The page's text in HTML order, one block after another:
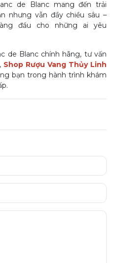
de Blanc mang đến trải
nhưng vẫn đầy chiều sâu –
đầu cho những ai yêu
de Blanc chính hãng, tư vấn
Shop Rượu Vang Thủy Linh
bạn trong hành trình khám